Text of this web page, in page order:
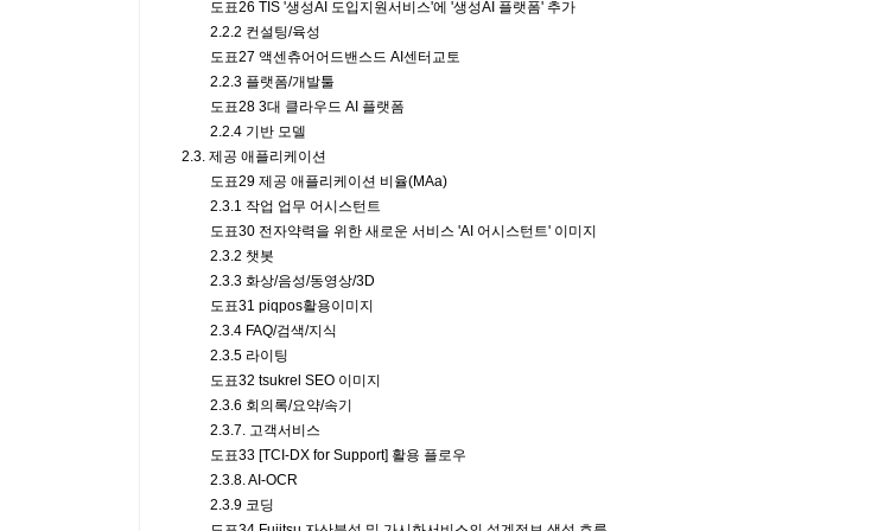
도표26 TIS '생성AI 도입지원서비스'에 '생성AI 플랫폼' 추가
2.2.2 컨설팅/육성
도표27 액센츄어어드밴스드 AI센터교토
2.2.3 플랫폼/개발툴
도표28 3대 클라우드 AI 플랫폼
2.2.4 기반 모델
2.3. 제공 애플리케이션
도표29 제공 애플리케이션 비율(MAa)
2.3.1 작업 업무 어시스턴트
도표30 전자약력을 위한 새로운 서비스 'AI 어시스턴트' 이미지
2.3.2 챗봇
2.3.3 화상/음성/동영상/3D
도표31 piqpos활용이미지
2.3.4 FAQ/검색/지식
2.3.5 라이팅
도표32 tsukrel SEO 이미지
2.3.6 회의록/요약/속기
2.3.7. 고객서비스
도표33 [TCI-DX for Support] 활용 플로우
2.3.8. AI-OCR
2.3.9 코딩